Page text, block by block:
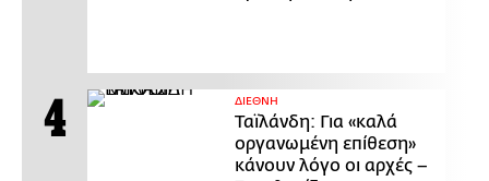
ΔΙΕΘΝΗ
Ταϊλάνδη: Για «καλά
οργανωμένη επίθεση»
κάνουν λόγο οι αρχές –